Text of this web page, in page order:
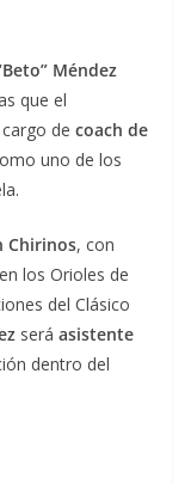
Méndez
que el
de coach de
uno de los
Chirinos, con
los Orioles de
del Clásico
será asistente
dentro del